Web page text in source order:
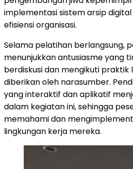
implementasi sistem arsip
efisiensi organisasi.
Selama pelatihan berlangsung,
menunjukkan antusiasme yang
berdiskusi dan mengikuti praktik
diberikan oleh narasumber.
yang interaktif dan aplikatif
dalam kegiatan ini, sehingga
memahami dan
lingkungan kerja mereka.